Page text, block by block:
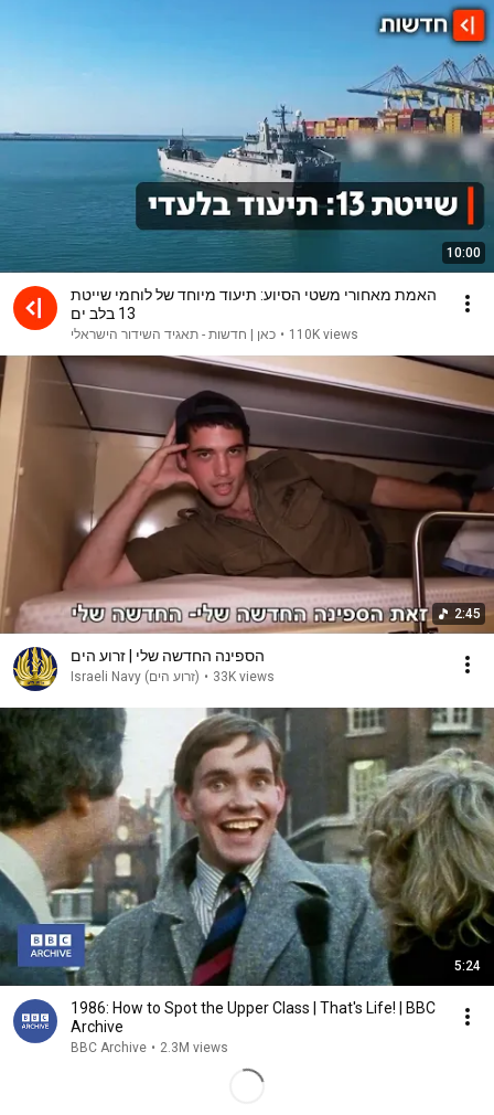
10:00
האמת מאחורי משטי הסיוע: תיעוד מיוחד של לוחמי שייטת
13 בלב ים
כאן | חדשות - תאגיד השידור הישראלי • 110K views
2:45
הספינה החדשה שלי | זרוע הים
Israeli Navy (‫זרוע הים‬‎) • 33K views
5:24
1986: How to Spot the Upper Class | That's Life! | BBC
Archive
BBC Archive • 2.3M views